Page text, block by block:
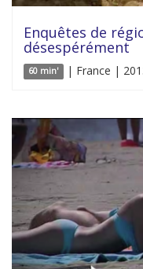
Enquêtes de
désespérément
60 min' | France |